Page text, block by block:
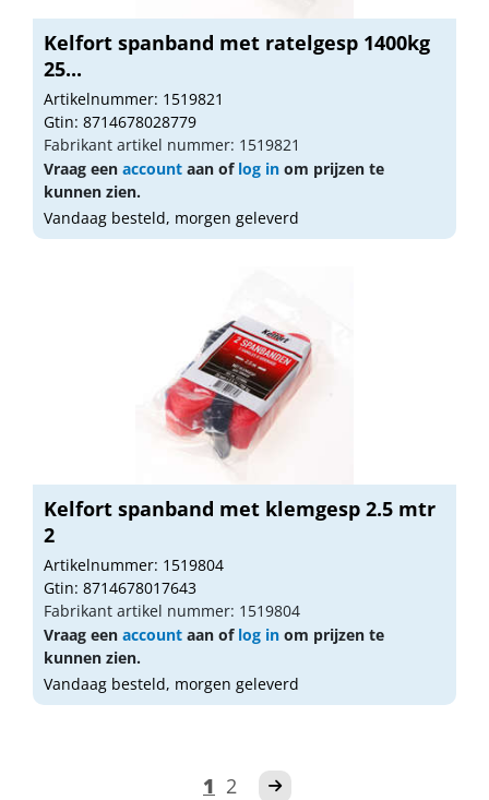
Kelfort spanband met ratelgesp 1400kg
25...
Artikelnummer: 1519821
Gtin: 8714678028779
Fabrikant artikel nummer: 1519821
Vraag een account aan of log in om prijzen te
kunnen zien.
Vandaag besteld, morgen geleverd
Kelfort spanband met klemgesp 2.5 mtr
2
Artikelnummer: 1519804
Gtin: 8714678017643
Fabrikant artikel nummer: 1519804
Vraag een account aan of log in om prijzen te
kunnen zien.
Vandaag besteld, morgen geleverd
1 2